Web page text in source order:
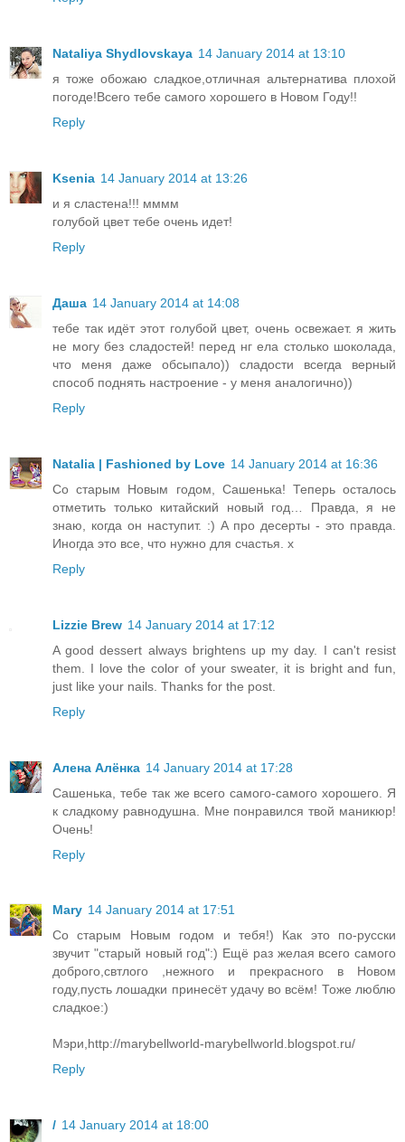
Nataliya Shydlovskaya 14 January 2014 at 13:10
я тоже обожаю сладкое,отличная альтернатива плохой
погоде!Всего тебе самого хорошего в Новом Году!!
Reply
Ksenia 14 January 2014 at 13:26
и я сластена!!! мммм
голубой цвет тебе очень идет!
Reply
Даша 14 January 2014 at 14:08
тебе так идёт этот голубой цвет, очень освежает. я жить
не могу без сладостей! перед нг ела столько шоколада,
что меня даже обсыпало)) сладости всегда верный
способ поднять настроение - у меня аналогично))
Reply
Natalia | Fashioned by Love 14 January 2014 at 16:36
Со старым Новым годом, Сашенька! Теперь осталось
отметить только китайский новый год… Правда, я не
знаю, когда он наступит. :) А про десерты - это правда.
Иногда это все, что нужно для счастья. x
Reply
Lizzie Brew 14 January 2014 at 17:12
A good dessert always brightens up my day. I can't resist
them. I love the color of your sweater, it is bright and fun,
just like your nails. Thanks for the post.
Reply
Алена Алёнка 14 January 2014 at 17:28
Сашенька, тебе так же всего самого-самого хорошего. Я
к сладкому равнодушна. Мне понравился твой маникюр!
Очень!
Reply
Mary 14 January 2014 at 17:51
Со старым Новым годом и тебя!) Как это по-русски
звучит "старый новый год":) Ещё раз желая всего самого
доброго,свтлого ,нежного и прекрасного в Новом
году,пусть лошадки принесёт удачу во всём! Тоже люблю
сладкое:)
Мэри,http://marybellworld-marybellworld.blogspot.ru/
Reply
/ 14 January 2014 at 18:00